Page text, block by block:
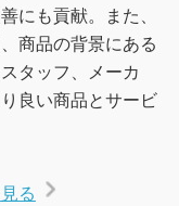
にも貢献。また、
商品の背景にある
タッフ、メーカ
良い商品とサービ
る